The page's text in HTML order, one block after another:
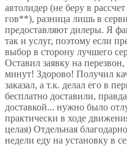
автолидер (не беру в
гов**), разница лишь в
предоставляют дилеры. Я
так и услуг, поэтому если
выбор в сторону лучшего
Оставил заявку на
минут! Здорово! Получил
заказал, а т.к. делал его в
бесплатно доставили,
доставкой... нужно было
практически в ходе
целая) Отдельная
недели еду на установку в